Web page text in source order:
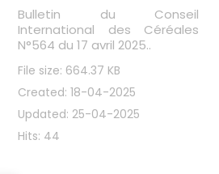
Bulletin du Conseil
International des Céréales
N°564 du 17 avril 2025..
File size: 664.37 KB
Created: 18-04-2025
Updated: 25-04-2025
Hits: 44